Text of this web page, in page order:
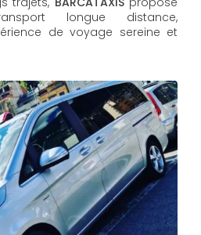
longue distance,
de voyage sereine et